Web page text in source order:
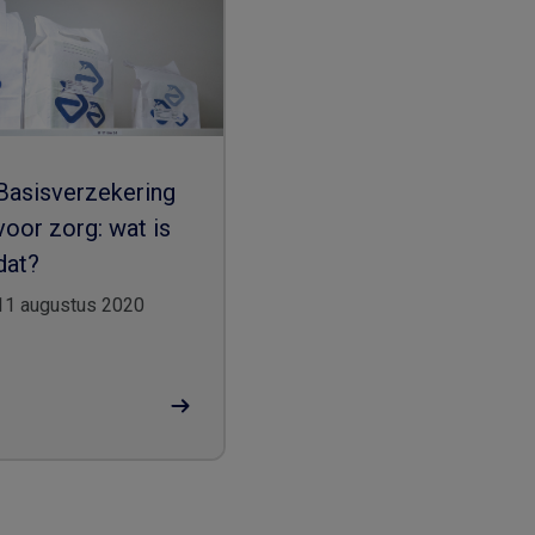
zorg: wat is
augustus 2020